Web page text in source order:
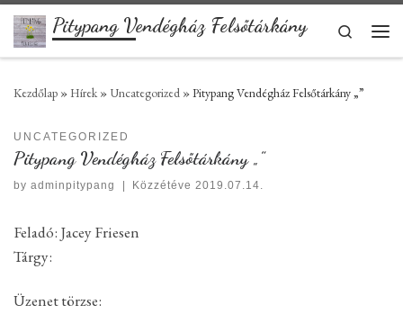
Skip to content
Pitypang Vendégház Felsőtárkány
Search
Kezdőlap » Hírek » Uncategorized »Pitypang Vendégház Felsőtárkány „”
UNCATEGORIZED
Pitypang Vendégház Felsőtárkány „”
by adminpitypang Közzétéve2019.07.14.
Feladó: Jacey Friesen
Tárgy:
Üzenet törzse: